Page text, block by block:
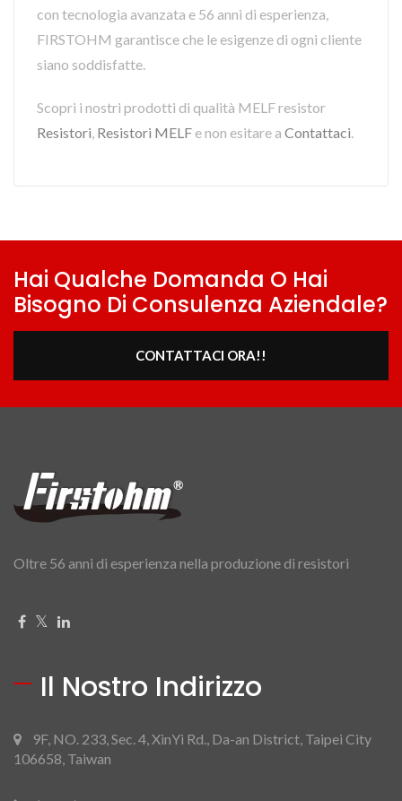
con tecnologia avanzata e 56 anni di esperienza,
FIRSTOHM garantisce che le esigenze di ogni cliente
siano soddisfatte.
Scopri i nostri prodotti di qualità MELF resistor
Resistori Resistori MELF e non esitare a Contattaci
Hai Qualche Domanda O Hai
Bisogno Di Consulenza Aziendale?
CONTATTACI ORA!!
Oltre 56 anni di esperienza nella produzione di resistori
Il Nostro Indirizzo
9F, NO. 233, Sec. 4, XinYi Rd., Da-an District, Taipei City
106658, Taiwan